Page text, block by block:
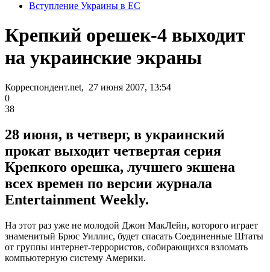
Вступление Украины в ЕС
Крепкий орешек-4 выходит
на украинские экраны
Корреспондент.net, 27 июня 2007, 13:54
0
38
28 июня, в четверг, в украинский
прокат выходит четвертая серия
Крепкого орешка, лучшего экшена
всех времен по версии журнала
Entertainment Weekly.
На этот раз уже не молодой Джон МакЛейн, которого играет
знаменитый Брюс Уиллис, будет спасать Соединенные Штаты
от группы интернет-террористов, собирающихся взломать
компьютерную систему Америки.